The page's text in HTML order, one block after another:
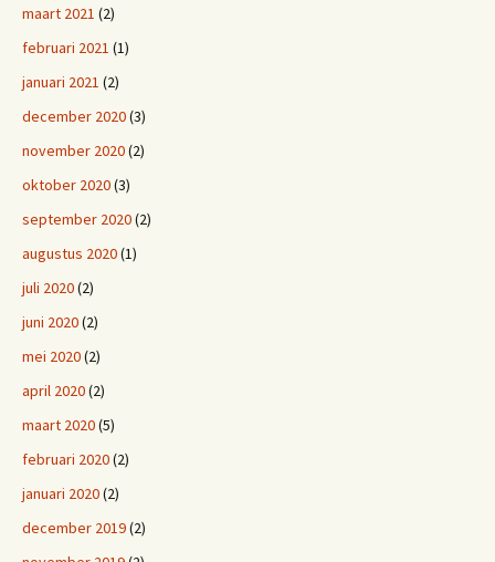
maart 2021 (2)
februari 2021 (1)
januari 2021 (2)
december 2020(3)
november 2020(2)
oktober 2020(3)
september 2020(2)
augustus 2020(1)
juli 2020(2)
juni 2020(2)
mei 2020(2)
april 2020(2)
maart 2020(5)
februari 2020(2)
januari 2020(2)
december 2019(2)